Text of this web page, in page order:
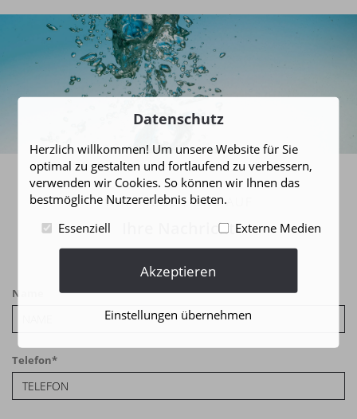
WIR FREUEN UNS AUF
Ihre Nachricht
Name
Telefon*
Datenschutz
Herzlich willkommen! Um unsere Website für Sie
optimal zu gestalten und fortlaufend zu verbessern,
verwenden wir Cookies. So können wir Ihnen das
bestmögliche Nutzererlebnis bieten.
Essenziell
Externe Medien
Akzeptieren
Einstellungen übernehmen